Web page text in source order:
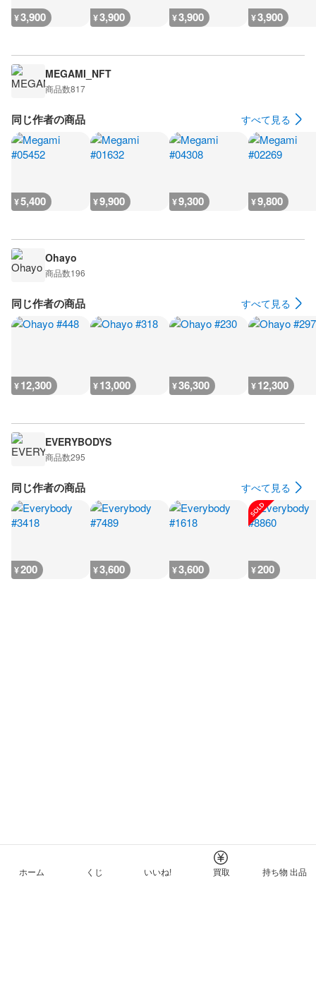
¥3,900 ¥3,900 ¥3,900 ¥3,900
MEGAMI_NFT
商品数817
同じ作者の商品 すべて見る
¥5,400 ¥9,900 ¥9,300 ¥9,800
Ohayo
商品数196
同じ作者の商品 すべて見る
¥12,300 ¥13,000 ¥36,300 ¥12,300
EVERYBODYS
商品数295
同じ作者の商品 すべて見る
¥200 ¥3,600 ¥3,600 ¥200
ホーム くじ いいね! 買取 持ち物 出品